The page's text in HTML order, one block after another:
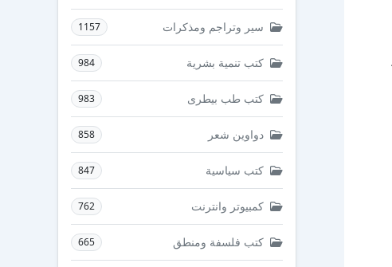
سير وتراجم ومذكرات 1157
كتب تنمية بشرية 984
كتب طب بيطرى 983
دواوين شعر 858
كتب سياسية 847
كمبيوتر وانترنت 762
كتب فلسفة ومنطق 665